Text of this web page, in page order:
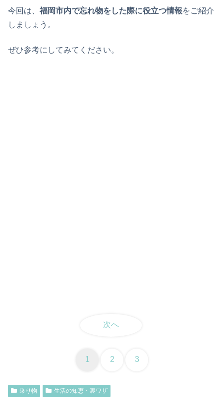
今回は、 福岡市内で忘れ物をした際に役立つ情報をご紹介
しましょう。
ぜひ参考にしてみてください。
次へ
1 2 3
乗り物 生活の知恵・裏ワザ